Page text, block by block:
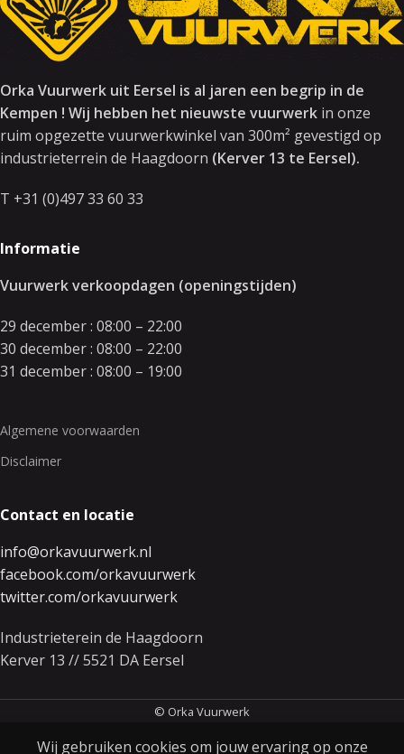
Orka Vuurwerk uit Eersel is al jaren een begrip in de
Kempen ! Wij hebben het nieuwste vuurwerk in onze
ruim opgezette vuurwerkwinkel van 300m² gevestigd op
industrieterrein de Haagdoorn (Kerver 13 te Eersel).
T +31 (0)497 33 60 33
Informatie
Vuurwerk verkoopdagen (openingstijden)
29 december : 08:00 – 22:00
30 december : 08:00 – 22:00
31 december : 08:00 – 19:00
Algemene voorwaarden
Disclaimer
Contact en locatie
info@orkavuurwerk.nl
facebook.com/orkavuurwerk
twitter.com/orkavuurwerk
Industrieterein de Haagdoorn
Kerver 13 // 5521 DA Eersel
© Orka Vuurwerk
Wij gebruiken cookies om jouw ervaring op onze